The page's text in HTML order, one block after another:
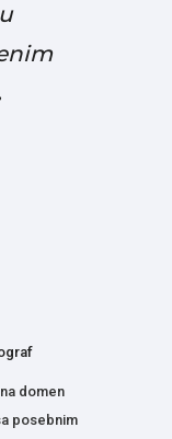
domen
posebnim